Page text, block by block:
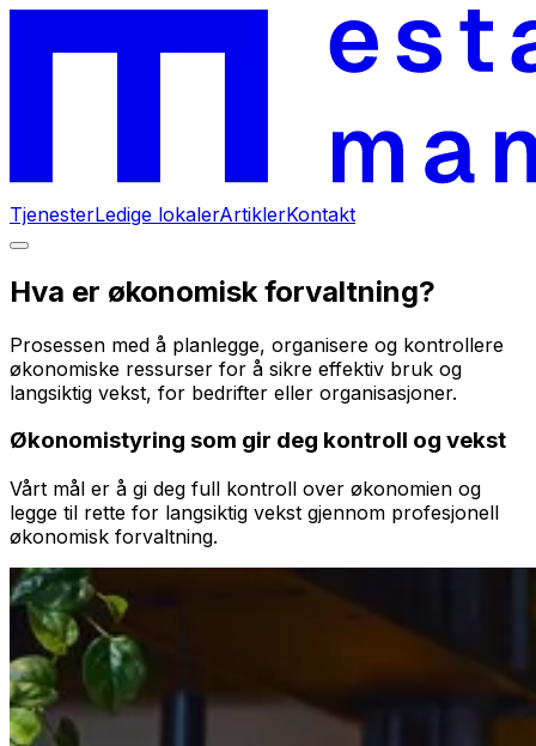
TjenesterLedige lokalerArtiklerKontakt
Hva er økonomisk forvaltning?
Prosessen med å planlegge, organisere og kontrollere
økonomiske ressurser for å sikre effektiv bruk og
langsiktig vekst, for bedrifter eller organisasjoner.
Økonomistyring som gir deg kontroll og vekst
Vårt mål er å gi deg full kontroll over økonomien og
legge til rette for langsiktig vekst gjennom profesjonell
økonomisk forvaltning.